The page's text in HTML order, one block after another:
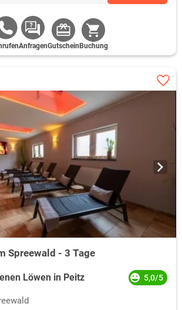
AnfragenGutschein Buchung
Spreewald - 3 Tage
Löwen in Peitz 5,0/5